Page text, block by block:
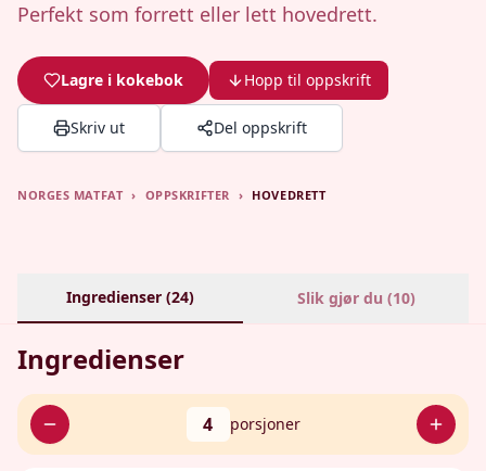
Perfekt som forrett eller lett hovedrett.
Lagre i kokebok Hopp til oppskrift
Skriv ut Del oppskrift
NORGES MATFAT › OPPSKRIFTER › HOVEDRETT
Ingredienser (24) Slik gjør du (10)
Ingredienser
4 porsjoner